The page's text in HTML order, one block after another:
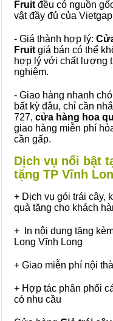
Fruit đều có nguồn
vật đầy đủ của
- Giá thành hợp lý:
Fruit giá bán có thể
hợp lý với chất lượng
nghiệm.
- Giao hàng nhanh
bất kỳ đâu, chỉ cần
727, cửa hàng hoa
giao hàng miễn phí
cần gấp.
Dịch vụ nổi bật
tặng TP Vĩnh
+ Dịch vụ gói trái cây,
quà tặng cho khách
+ In nội dung tặng
Long Vĩnh Long
+ Giao miễn phí nội
+ Hợp tác phân phối
có nhu cầu